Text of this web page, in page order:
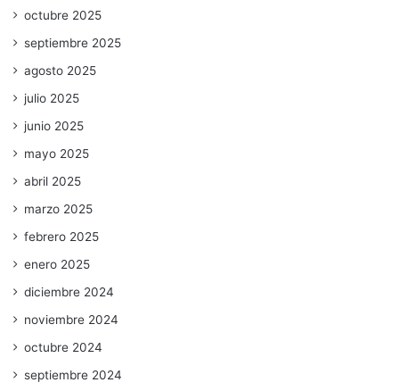
octubre 2025
septiembre 2025
agosto 2025
julio 2025
junio 2025
mayo 2025
abril 2025
marzo 2025
febrero 2025
enero 2025
diciembre 2024
noviembre 2024
octubre 2024
septiembre 2024